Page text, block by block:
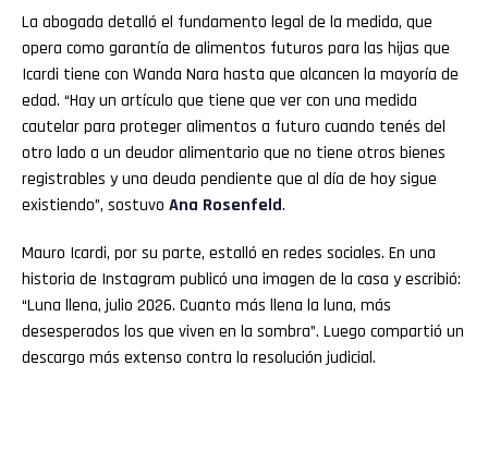
La abogada detalló el fundamento legal de la medida, que
opera como garantía de alimentos futuros para las hijas que
Icardi tiene con Wanda Nara hasta que alcancen la mayoría de
edad. “Hay un artículo que tiene que ver con una medida
cautelar para proteger alimentos a futuro cuando tenés del
otro lado a un deudor alimentario que no tiene otros bienes
registrables y una deuda pendiente que al día de hoy sigue
existiendo”, sostuvo Ana Rosenfeld.
Mauro Icardi, por su parte, estalló en redes sociales. En una
historia de Instagram publicó una imagen de la casa y escribió:
“Luna llena, julio 2026. Cuanto más llena la luna, más
desesperados los que viven en la sombra”. Luego compartió un
descargo más extenso contra la resolución judicial.